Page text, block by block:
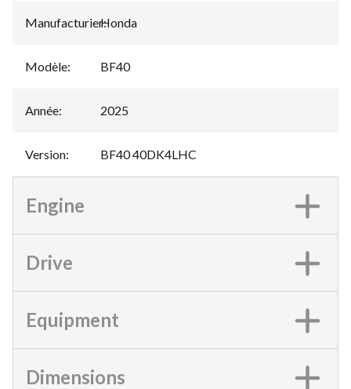
Manufacturier:
Honda
Modèle: BF40
Année: 2025
Version: BF40 40DK4LHC
Engine
Drive
Equipment
Dimensions